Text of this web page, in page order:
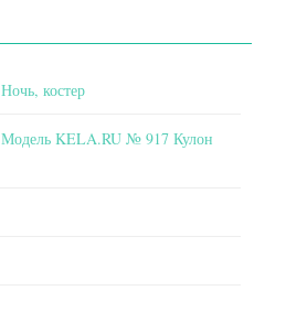
Ночь, костер
Модель KELA.RU № 917 Кулон